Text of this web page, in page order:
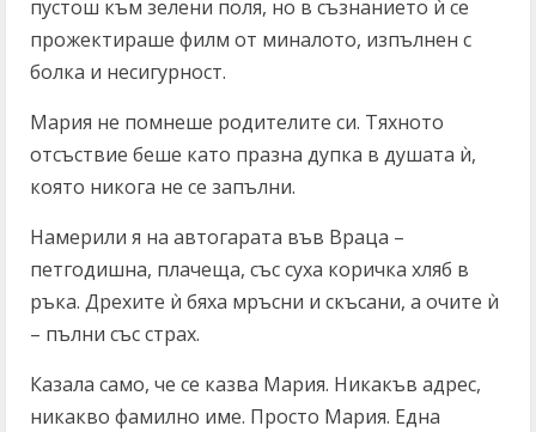
пустош към зелени поля, но в съзнанието ѝ се
прожектираше филм от миналото, изпълнен с
болка и несигурност.
Мария не помнеше родителите си. Тяхното
отсъствие беше като празна дупка в душата ѝ,
която никога не се запълни.
Намерили я на автогарата във Враца –
петгодишна, плачеща, със суха коричка хляб в
ръка. Дрехите ѝ бяха мръсни и скъсани, а очите ѝ
– пълни със страх.
Казала само, че се казва Мария. Никакъв адрес,
никакво фамилно име. Просто Мария. Една